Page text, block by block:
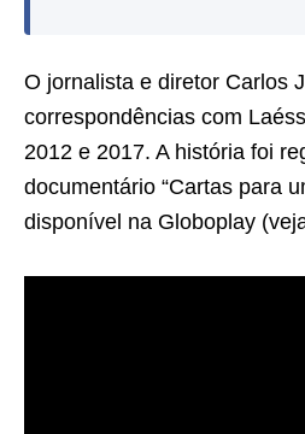
O jornalista e diretor Carlos
correspondências com
2012 e 2017. A história foi
documentário “Cartas para
disponível na Globoplay